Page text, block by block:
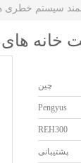
سیستم خطری
خانه
چین
Pengyus
REH300
پشتیبانی